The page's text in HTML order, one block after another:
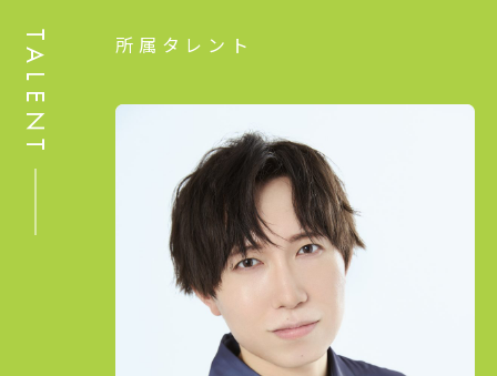
TALENT 所属タレント